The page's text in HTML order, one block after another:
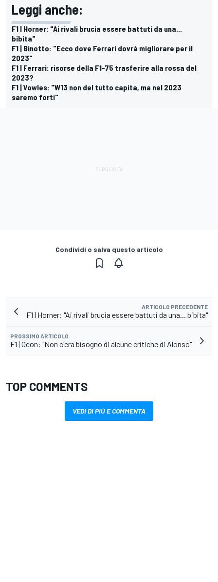
Leggi anche:
F1 | Horner: "Ai rivali brucia essere battuti da una...
bibita"
F1 | Binotto: "Ecco dove Ferrari dovrà migliorare per il
2023"
F1 | Ferrari: risorse della F1-75 trasferire alla rossa del
2023?
F1 | Vowles: "W13 non del tutto capita, ma nel 2023
saremo forti"
Condividi o salva questo articolo
ARTICOLO PRECEDENTE
F1 | Horner: "Ai rivali brucia essere battuti da una... bibita"
PROSSIMO ARTICOLO
F1 | Ocon: "Non c'era bisogno di alcune critiche di Alonso"
TOP COMMENTS
VEDI DI PIÙ E COMMENTA